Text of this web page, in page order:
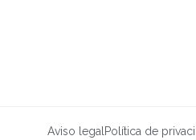
Aviso legal Política de